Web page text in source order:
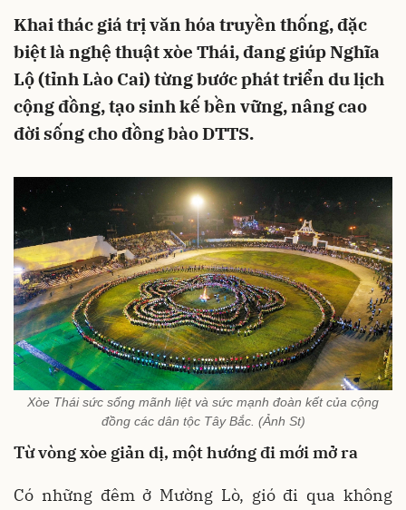
Khai thác giá trị văn hóa truyền thống, đặc
biệt là nghệ thuật xòe Thái, đang giúp Nghĩa
Lộ (tỉnh Lào Cai) từng bước phát triển du lịch
cộng đồng, tạo sinh kế bền vững, nâng cao
đời sống cho đồng bào DTTS.
Xòe Thái sức sống mãnh liệt và sức mạnh đoàn kết của cộng
đồng các dân tộc Tây Bắc. (Ảnh St)
Từ vòng xòe giản dị, một hướng đi mới mở ra
Có những đêm ở Mường Lò, gió đi qua không
Hủy Gửi